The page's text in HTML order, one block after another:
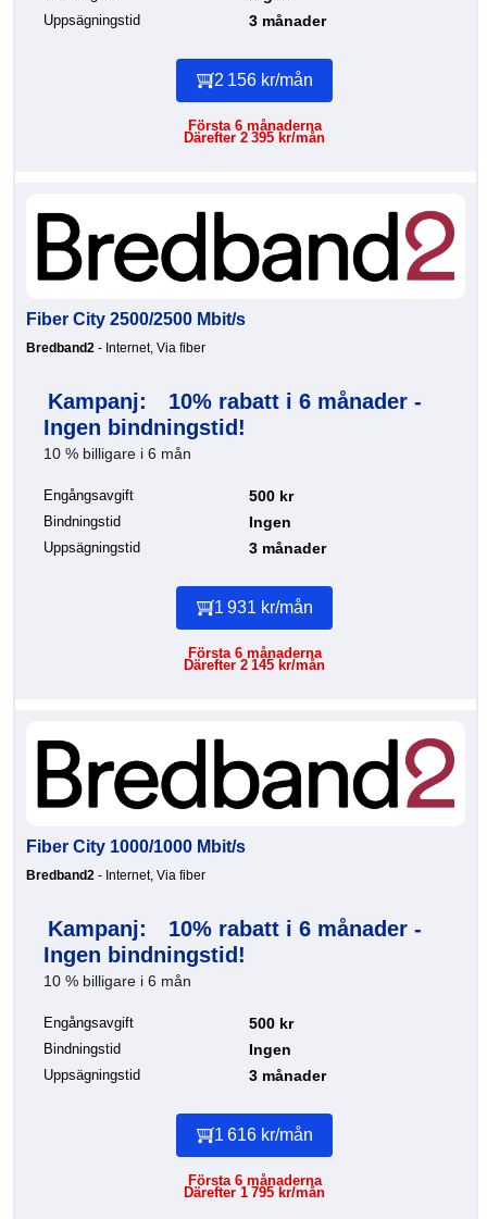
Uppsägningstid 3 månader
2 156 kr/mån
Första 6 månaderna
Därefter 2 395 kr/mån
Fiber City 2500/2500 Mbit/s
Bredband2 - Internet, Via fiber
Kampanj:
10% rabatt i 6 månader -
Ingen bindningstid!
10 % billigare i 6 mån
Engångsavgift 500 kr
Bindningstid Ingen
Uppsägningstid 3 månader
1 931 kr/mån
Första 6 månaderna
Därefter 2 145 kr/mån
Fiber City 1000/1000 Mbit/s
Bredband2 - Internet, Via fiber
Kampanj:
10% rabatt i 6 månader -
Ingen bindningstid!
10 % billigare i 6 mån
Engångsavgift 500 kr
Bindningstid Ingen
Uppsägningstid 3 månader
1 616 kr/mån
Första 6 månaderna
Därefter 1 795 kr/mån